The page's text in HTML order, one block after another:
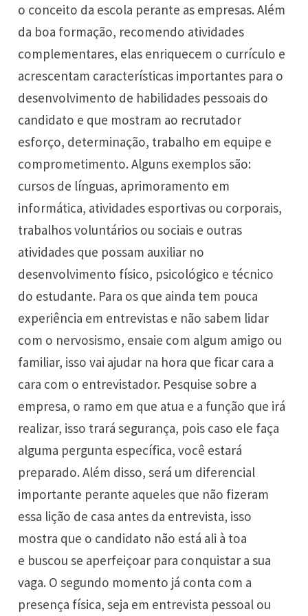
o conceito da escola perante as empresas. Além
da boa formação, recomendo atividades
complementares, elas enriquecem o currículo e
acrescentam características importantes para o
desenvolvimento de habilidades pessoais do
candidato e que mostram ao recrutador
esforço, determinação, trabalho em equipe e
comprometimento. Alguns exemplos são:
cursos de línguas, aprimoramento em
informática, atividades esportivas ou corporais,
trabalhos voluntários ou sociais e outras
atividades que possam auxiliar no
desenvolvimento físico, psicológico e técnico
do estudante. Para os que ainda tem pouca
experiência em entrevistas e não sabem lidar
com o nervosismo, ensaie com algum amigo ou
familiar, isso vai ajudar na hora que ficar cara a
cara com o entrevistador. Pesquise sobre a
empresa, o ramo em que atua e a função que irá
realizar, isso trará segurança, pois caso ele faça
alguma pergunta específica, você estará
preparado. Além disso, será um diferencial
importante perante aqueles que não fizeram
essa lição de casa antes da entrevista, isso
mostra que o candidato não está ali à toa
e buscou se aperfeiçoar para conquistar a sua
vaga. O segundo momento já conta com a
presença física, seja em entrevista pessoal ou